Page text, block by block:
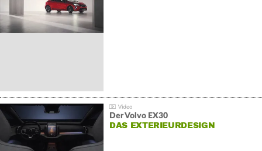
Der Volvo EX30
DAS EXTERIEURDESIGN